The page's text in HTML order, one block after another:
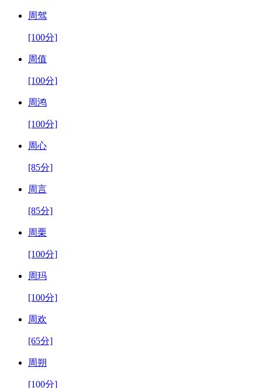
周驾
[100分]
周值
[100分]
周鸿
[100分]
周心
[85分]
周言
[85分]
周栗
[100分]
周玛
[100分]
周欢
[65分]
周朔
[100分]